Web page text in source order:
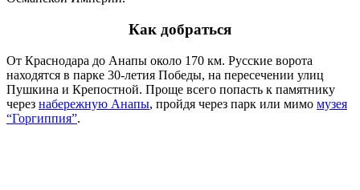
Как добраться
От Краснодара до Анапы около 170 км. Русские ворота
находятся в парке 30-летия Победы, на пересечении улиц
Пушкина и Крепостной. Проще всего попасть к памятнику
через набережную Анапы, пройдя через парк или мимо музея
“Горгиппия”.